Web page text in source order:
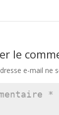
le
e-mail ne